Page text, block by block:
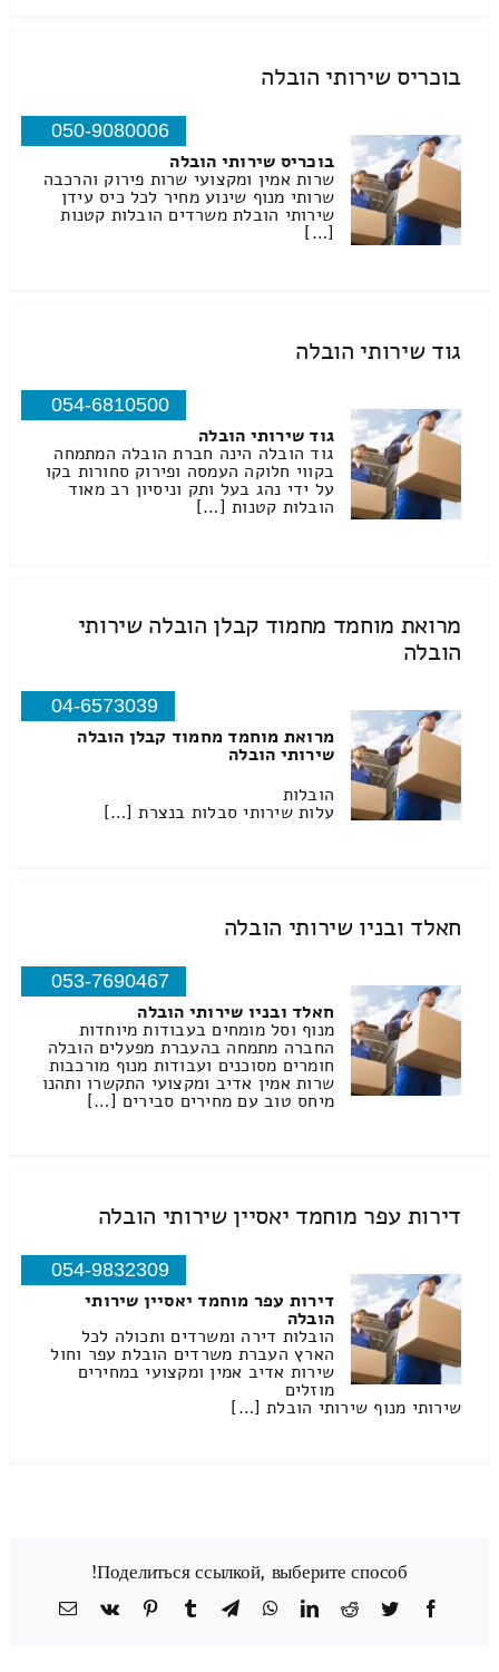
בוכריס שירותי הובלה
050-9080006
בוכריס שירותי הובלה
שרות אמין ומקצועי שרות פירוק והרכבה
שרותי מנוף שינוע מחיר לכל כיס עידן
שירותי הובלת משרדים הובלות קטנות
[…]
גוד שירותי הובלה
054-6810500
גוד שירותי הובלה
גוד הובלה הינה חברת הובלה המתמחה
בקווי חלוקה העמסה ופירוק סחורות בקו
על ידי נהג בעל ותק וניסיון רב מאוד
הובלות קטנות […]
מרואת מוחמד מחמוד קבלן הובלה שירותי
הובלה
04-6573039
מרואת מוחמד מחמוד קבלן הובלה
שירותי הובלה
הובלות
עלות שירותי סבלות בנצרת […]
חאלד ובניו שירותי הובלה
053-7690467
חאלד ובניו שירותי הובלה
מנוף וסל מומחים בעבודות מיוחדות
החברה מתמחה בהעברת מפעלים הובלה
חומרים מסוכנים ועבודות מנוף מורכבות
שרות אמין אדיב ומקצועי התקשרו ותהנו
מיחס טוב עם מחירים סבירים […]
דירות עפר מוחמד יאסיין שירותי הובלה
054-9832309
דירות עפר מוחמד יאסיין שירותי
הובלה
הובלות דירה ומשרדים ותכולה לכל
הארץ העברת משרדים הובלת עפר וחול
שירות אדיב אמין ומקצועי במחירים
מוזלים
שירותי מנוף שירותי הובלת […]
Поделиться ссылкой, выберите способ!
Facebook
Twitter
Reddit
LinkedIn
WhatsApp
Telegram
Tumblr
Pinterest
Vk
כתובת